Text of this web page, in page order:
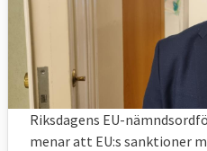
Riksdagens EU-
menar att EU:s sanktioner